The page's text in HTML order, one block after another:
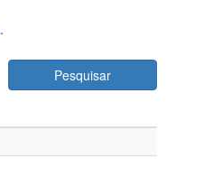
.
Pesquisar